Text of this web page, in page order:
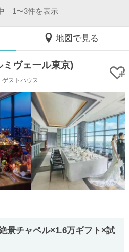
1〜3件を表示
地図で見る
ヴェール東京)
ゲストハウス
景チャペル×1.6万ギフト×試